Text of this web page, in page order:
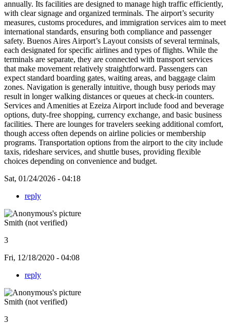
annually. Its facilities are designed to manage high traffic efficiently,
with clear signage and organized terminals. The airport’s security
measures, customs procedures, and immigration services aim to meet
international standards, ensuring both compliance and passenger
safety. Buenos Aires Airport’s Layout consists of several terminals,
each designated for specific airlines and types of flights. While the
terminals are separate, they are connected with transport services
that make movement relatively straightforward. Passengers can
expect standard boarding gates, waiting areas, and baggage claim
zones. Navigation is generally intuitive, though busy periods may
result in longer walking distances or queues at check-in counters.
Services and Amenities at Ezeiza Airport include food and beverage
options, duty-free shopping, currency exchange, and basic business
facilities. There are lounges for travelers seeking additional comfort,
though access often depends on airline policies or membership
programs. Transportation options from the airport to the city include
taxis, rideshare services, and shuttle buses, providing flexible
choices depending on convenience and budget.
Sat, 01/24/2026 - 04:18
reply
Smith (not verified)
3
Fri, 12/18/2020 - 04:08
reply
Smith (not verified)
3